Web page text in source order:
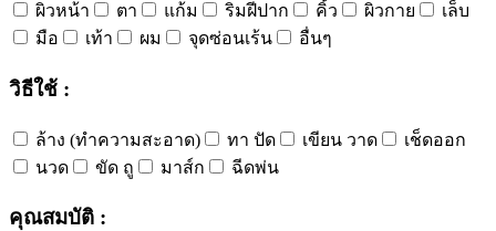
ผิวหน้า ตา แก้ม ริมฝีปาก คิ้ว ผิวกาย
เล็บ
มือ
เท้า ผม จุดซ่อนเร้น อื่นๆ
วิธีใช้ :
ล้าง (ทำความสะอาด) ทา ปัด เขียน วาด
เช็ดออก
นวด
ขัด ถู มาส์ก ฉีดพ่น
คุณสมบัติ :